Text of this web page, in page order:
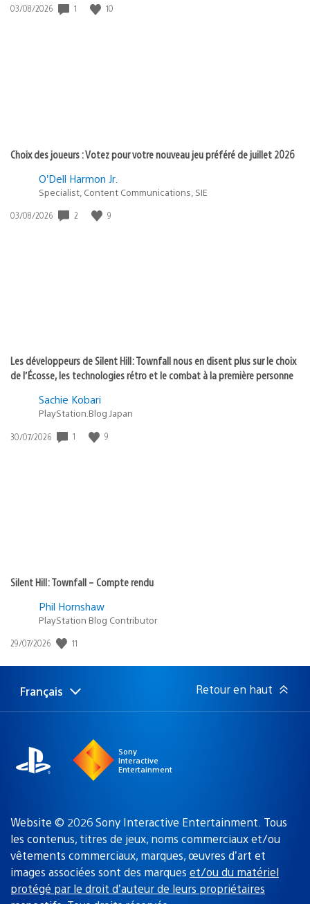
Date
03/08/2026 1 10
Choix des joueurs : Votez pour votre nouveau jeu préféré de juillet 2026
O’Dell Harmon Jr.
Specialist, Content Communications, SIE
Date
03/08/2026 2 9
Les développeurs de Silent Hill: Townfall nous en disent plus sur le choix
de l’Écosse, les technologies rétro et le combat à la première personne
Sachie Kobari
PlayStation.Blog Japan
Date
30/07/2026 1 9
Silent Hill: Townfall – Compte rendu
Phil Hornshaw
PlayStation Blog Contributor
Date
publication
29/07/2026 11
Choisir
une
Région
actuelle
Français Retour en haut
Sony
Interactive
Entertainment
Website © 2026 Sony Interactive Entertainment. Tous
les contenus, titres de jeux, noms commerciaux et/ou
vêtements commerciaux, marques, œuvres d’art et
images associées sont des marques et/ou du matériel
protégé par le droit d’auteur de leurs propriétaires